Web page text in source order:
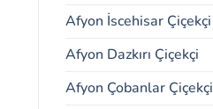
Afyon İscehisar Çiçekçi
Afyon Dazkırı Çiçekçi
Afyon Çobanlar Çiçekçi